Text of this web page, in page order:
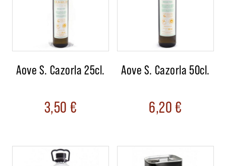
Aove S. Cazorla 25cl.
3,50 €
Aove S. Cazorla 50cl.
6,20€